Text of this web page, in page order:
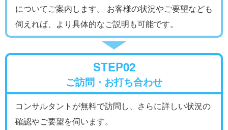
についてご案内します。 お客様の状況やご要望なども
伺えれば、より具体的なご説明も可能です。
STEP02
ご訪問・お打ち合わせ
コンサルタントが無料で訪問し、さらに詳しい状況の
確認やご要望を伺います。